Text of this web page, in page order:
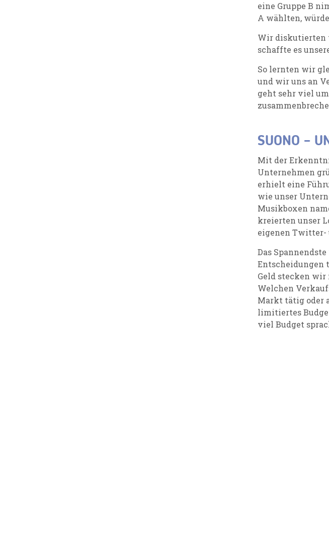
eine Gruppe B
A wählten,
Wir diskutierten
schaffte es
So lernten wir
und wir uns an
geht sehr viel
SUONO –
Mit der
Unternehmen
erhielt eine
wie unser
Musikboxen
kreierten unser
eigenen Twitter-
Das
Entscheidungen
Geld stecken
Welchen
Markt tätig oder
limitiertes
viel Budget